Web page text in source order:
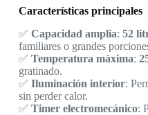
Características principales
✅ Capacidad amplia: 52
familiares o grandes
✅ Temperatura máxima:
gratinado.
✅ Iluminación interior:
sin perder calor.
✅ Timer electromecánico: